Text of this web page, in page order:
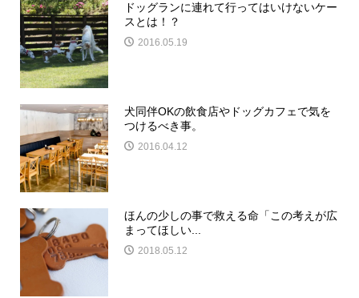
ドッグランに連れて行ってはいけないケー
スとは！？
2016.05.19
犬同伴OKの飲食店やドッグカフェで気を
つけるべき事。
2016.04.12
ほんの少しの事で救える命「この考えが広
まってほしい...
2018.05.12